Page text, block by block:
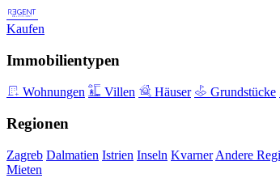
Kaufen
Immobilientypen
Wohnungen Villen Häuser Grundstücke
Regionen
Zagreb Dalmatien Istrien Inseln Kvarner Andere
Mieten